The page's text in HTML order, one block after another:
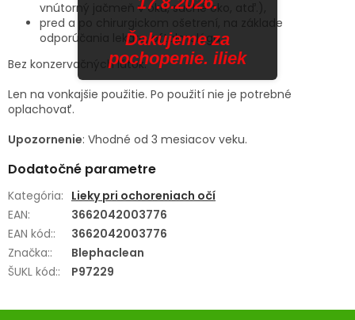
vnútorný jačmeň v oku, suché oko, atď.),
pred a po chirurgickom ošetrení, na základe
odporúčania lekára, oftalmológa.
Bez konzervačných látok.
Len na vonkajšie použitie. Po použití nie je potrebné
oplachovať.
Upozornenie: Vhodné od 3 mesiacov veku.
Dodatočné parametre
Kategória: Lieky pri ochoreniach očí
EAN:
3662042003776
EAN kód::
3662042003776
Značka::
Blephaclean
ŠUKL kód:: P97229
Ďakujeme za
pochopenie. iliek